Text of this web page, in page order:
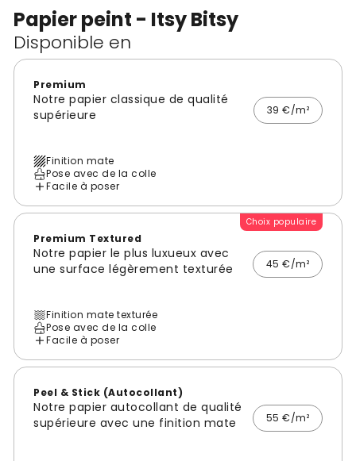
Papier peint - Itsy Bitsy
Disponible en
Premium
Notre papier classique de qualité
supérieure
39 €/m²
Finition mate
Pose avec de la colle
Facile à poser
Choix populaire
Premium Textured
Notre papier le plus luxueux avec
une surface légèrement texturée
45 €/m²
Finition mate texturée
Pose avec de la colle
Facile à poser
Peel & Stick (Autocollant)
Notre papier autocollant de qualité
supérieure avec une finition mate
55 €/m²